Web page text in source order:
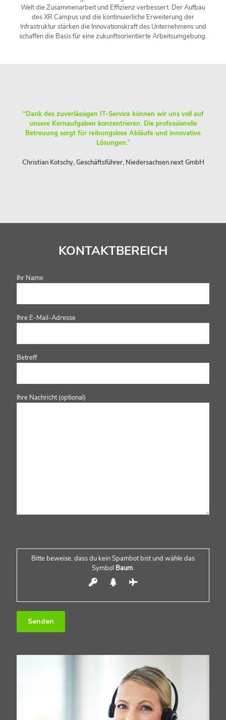
Welt die Zusammenarbeit und Effizienz verbessert. Der Aufbau
des XR Campus und die kontinuierliche Erweiterung der
Infrastruktur stärken die Innovationskraft des Unternehmens und
schaffen die Basis für eine zukunftsorientierte Arbeitsumgebung.
“Dank des zuverlässigen IT-Service können wir uns voll auf
unsere Kernaufgaben konzentrieren. Die professionelle
Betreuung sorgt für reibungslose Abläufe und innovative
Lösungen.”
Christian Kotschy, Geschäftsführer, Niedersachsen.next GmbH
KONTAKTBEREICH
Ihr Name
Ihre E-Mail-Adresse
Betreff
Ihre Nachricht (optional)
Bitte beweise, dass du kein Spambot bist und wähle das
Symbol Baum.